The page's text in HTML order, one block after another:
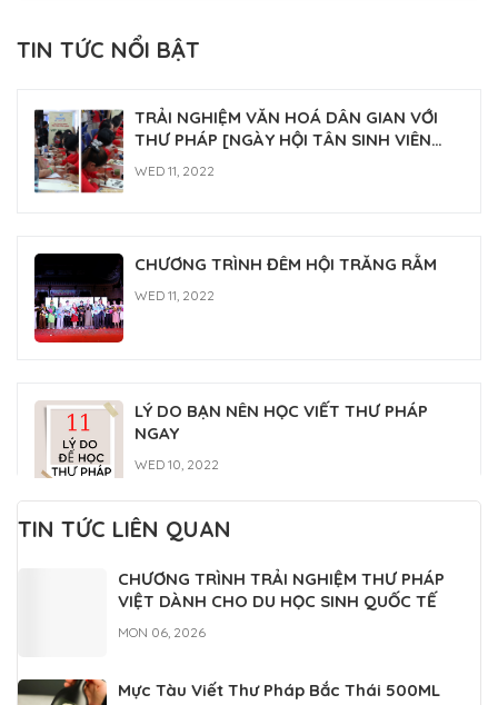
ĐẠO 2026
FRI 03, 2026
TIN TỨC NỔI BẬT
TRẢI NGHIỆM VĂN HOÁ DÂN GIAN VỚI
THƯ PHÁP [NGÀY HỘI TÂN SINH VIÊN
2022]
WED 11, 2022
CHƯƠNG TRÌNH ĐÊM HỘI TRĂNG RẰM
WED 11, 2022
LÝ DO BẠN NÊN HỌC VIẾT THƯ PHÁP
NGAY
WED 10, 2022
MON 07, 2022
TIN TỨC LIÊN QUAN
CHƯƠNG TRÌNH TRẢI NGHIỆM THƯ PHÁP
VIỆT DÀNH CHO DU HỌC SINH QUỐC TẾ
MON 06, 2026
Mực Tàu Viết Thư Pháp Bắc Thái 500ML